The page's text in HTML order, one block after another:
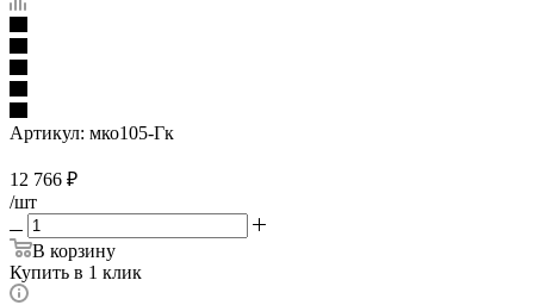
Артикул: мко105-Гк
12 766 ₽
/шт
В корзину
Купить в 1 клик